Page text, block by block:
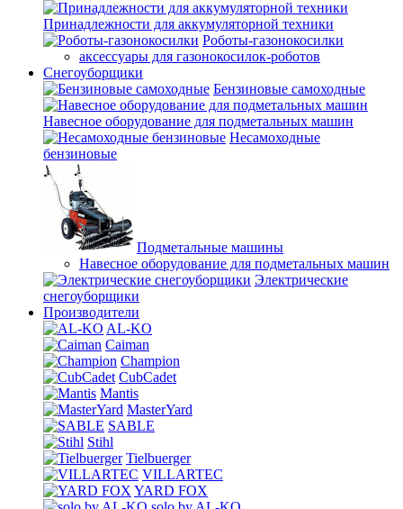
Принадлежности для аккумуляторной техники
Роботы-газонокосилки
аксессуары для газонокосилок-роботов
Снегоуборщики
Бензиновые самоходные
Навесное оборудование для подметальных машин
Несамоходные
бензиновые
Подметальные машины
Навесное оборудование для подметальных машин
Электрические
снегоуборщики
Производители
AL-KO
Caiman
Champion
CubCadet
Mantis
MasterYard
SABLE
Stihl
Tielbuerger
VILLARTEC
YARD FOX